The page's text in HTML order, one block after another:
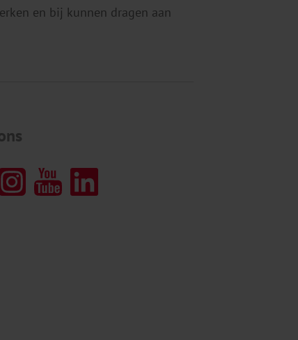
en bij kunnen dragen aan